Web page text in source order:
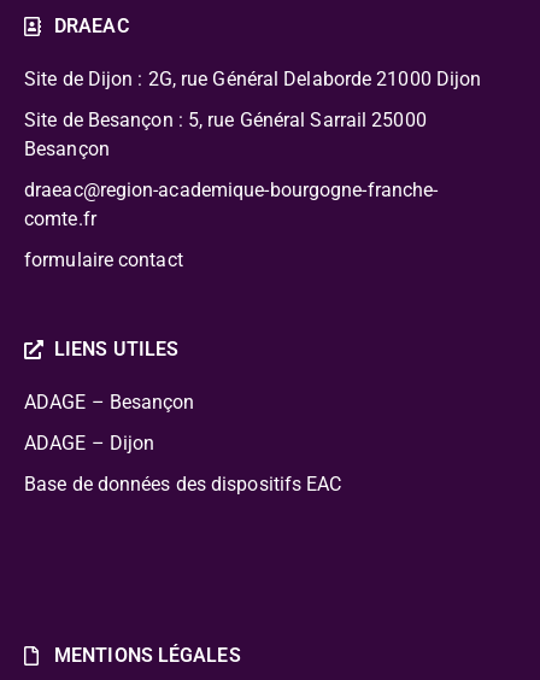
DRAEAC
Site de Dijon : 2G, rue Général Delaborde 21000 Dijon
Site de Besançon : 5, rue Général Sarrail 25000
Besançon
draeac@region-academique-bourgogne-franche-
comte.fr
formulaire contact
LIENS UTILES
ADAGE – Besançon
ADAGE – Dijon
Base de données des dispositifs EAC
MENTIONS LÉGALES